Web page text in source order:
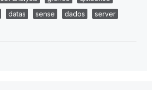
datas sense dados
server